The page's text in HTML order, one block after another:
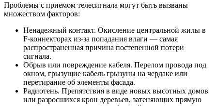
Проблемы с приемом телесигнала могут быть вызваны
множеством факторов:
Ненадежный контакт. Окисление центральной жилы в
F-коннекторах из-за попадания влаги — самая
распространенная причина постепенной потери
сигнала.
Обрыв или повреждение кабеля. Перелом провода под
окном, грызущие кабель грызуны на чердаке или
перетирание об элементы фасада.
Радиотень. Препятствия в виде новых высотных домов
или разросшихся крон деревьев, затеняющих прямую